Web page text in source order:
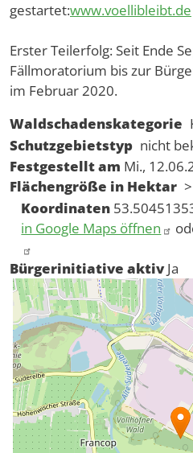
gestartet:www.voellibleibt.de
Erster Teilerfolg: Seit Ende
Fällmoratorium bis zur
im Februar 2020.
Waldschadenskategorie
Schutzgebietstyp nicht
Festgestellt am Mi.,
Flächengröße in Hektar
Koordinaten
in Google Maps öffnen
Bürgerinitiative aktiv Ja